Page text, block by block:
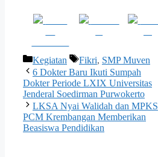
Kategori
Kegiatan Tag
Fikri, SMP Muven
6 Dokter Baru Ikuti Sumpah
Dokter Periode LXIX Universitas
Jenderal Soedirman Purwokerto
LKSA Nyai Walidah dan MPKS
PCM Krembangan Memberikan
Beasiswa Pendidikan